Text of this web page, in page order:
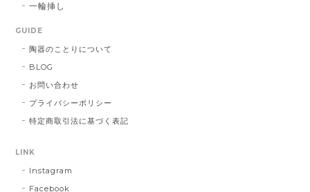
一輪挿し
GUIDE
陶器のことりについて
BLOG
お問い合わせ
プライバシーポリシー
特定商取引法に基づく表記
LINK
Instagram
Facebook